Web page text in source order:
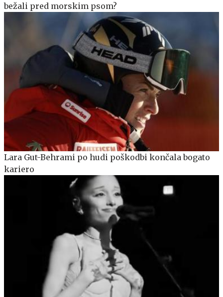
bežali pred morskim psom?
Lara Gut-Behrami po hudi poškodbi končala bogato
kariero